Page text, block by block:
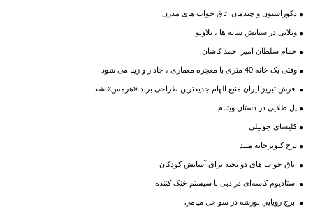
دکوراسیون و چیدمان اتاق خواب های مدرن
ویلایی در ستایش سایه ها ، تلاویو
حمام سلطان امیر احمد کاشان
وقتی یک خانه 40 متری با معجزه معماری ، جادار و زیبا می شود
فرش تبریز ایران منبع الهام جدیدترین طراحی برند «هرمس» شد
پل طلایی در دستان ویتنام
کلیسای جوبیلی
برج کبوترخانه میبد
اتاق خواب های دو تخته برای آسایش کودکان
استادیوم کاسه‌ای در دبی با سیستم خنک کننده
برج رويايي پورشه در سواحل ميامي